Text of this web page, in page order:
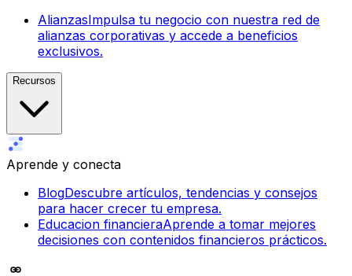
AlianzasImpulsa tu negocio con nuestra red de
alianzas corporativas y accede a beneficios
exclusivos.
Recursos
Aprende y conecta
BlogDescubre artículos, tendencias y consejos
para hacer crecer tu empresa.
Educacion financieraAprende a tomar mejores
decisiones con contenidos financieros prácticos.